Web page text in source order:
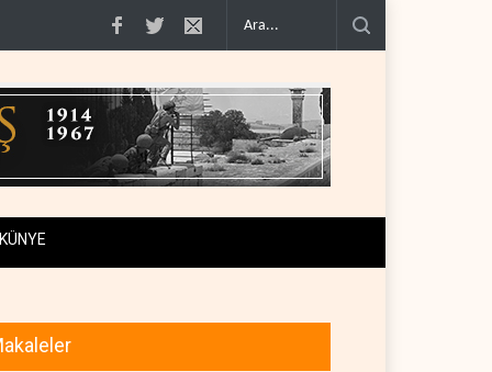
varan g�.. Demokratlar Trump için azil süreci yerine soruşturma haz�..
KÜNYE